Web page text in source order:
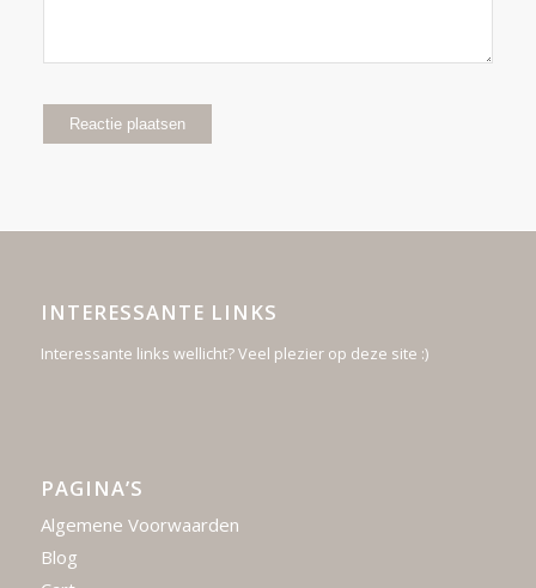
INTERESSANTE LINKS
Interessante links wellicht? Veel plezier op deze site :)
PAGINA’S
Algemene Voorwaarden
Blog